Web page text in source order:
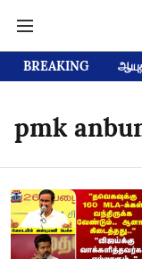
BREAKING
pmk